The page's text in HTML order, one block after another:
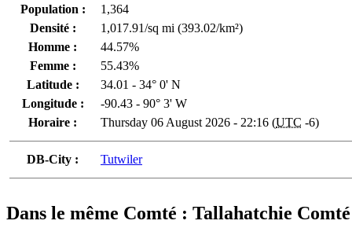
Population :
1,364
Densité :
1,017.91/sq mi (393.02/km²)
Homme :
44.57%
Femme :
55.43%
Latitude :
34.01 - 34° 0' N
Longitude :
-90.43 - 90° 3' W
Horaire :
Thursday 06 August 2026 - 22:16 (UTC -6)
DB-City : Tutwiler
Dans le même Comté : Tallahatchie Comté